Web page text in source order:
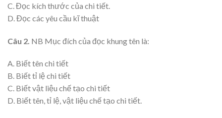
C. Đọc kích thước của chi tiết.
D. Đọc các yêu cầu kĩ thuật
Câu 2. NB Mục đích của đọc khung tên là:
A. Biết tên chi tiết
B. Biết tỉ lệ chi tiết
C. Biết vật liệu chế tạo chi tiết
D. Biết tên, tỉ lệ, vật liệu chế tạo chi tiết.